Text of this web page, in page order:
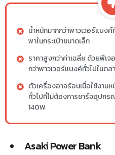
น้ำหนักมากกว่าพาวเวอร์แบง
พาในกระเป๋าขนาดเล็ก
ราคาสูงกว่าค่าเฉลี่ย ด้วยฟีเ
กว่าพาวเวอร์แบงค์ทั่วไปในตล
ตัวเครื่องอาจร้อนเมื่อใช้งานห
ทั่วไปที่ไม่ต้องการชาร์จอุปก
140W
Asaki Power Bank